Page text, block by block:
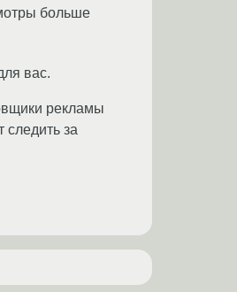
больше
вас.
рекламы
следить за